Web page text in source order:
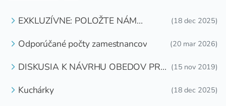
EXKLUZÍVNE: POLOŽTE NÁM
(18 dec 2025)
Odporúčané počty zamestnancov (20 mar 2026)
DISKUSIA K NÁVRHU OBEDOV PRE
(15 nov 2019)
Kuchárky (18 dec 2025)